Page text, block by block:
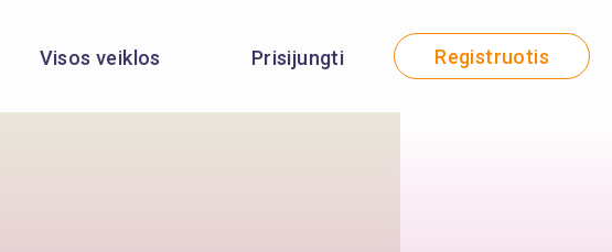
Visos veiklos Prisijungti Registruotis